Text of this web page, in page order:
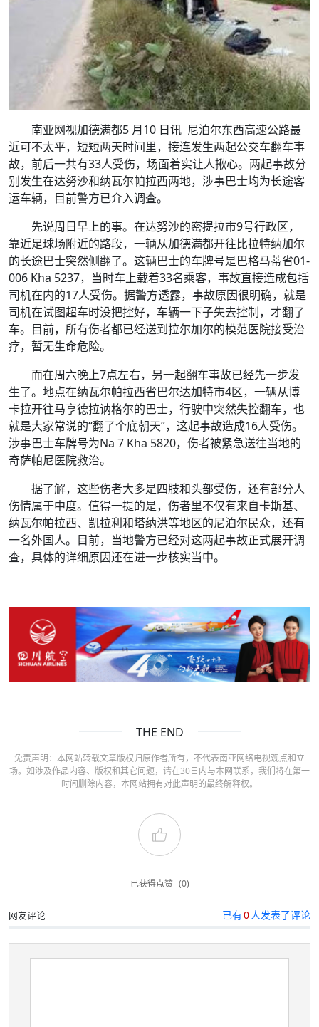
南亚网视加德满都5 月10 日讯 尼泊尔东西高速公路最
近可不太平，短短两天时间里，接连发生两起公交车翻车事
故，前后一共有33人受伤，场面着实让人揪心。两起事故分
别发生在达努沙和纳瓦尔帕拉西两地，涉事巴士均为长途客
运车辆，目前警方已介入调查。
先说周日早上的事。在达努沙的密提拉市9号行政区，
靠近足球场附近的路段，一辆从加德满都开往比拉特纳加尔
的长途巴士突然侧翻了。这辆巴士的车牌号是巴格马蒂省01-
006 Kha 5237，当时车上载着33名乘客，事故直接造成包括
司机在内的17人受伤。据警方透露，事故原因很明确，就是
司机在试图超车时没把控好，车辆一下子失去控制，才翻了
车。目前，所有伤者都已经送到拉尔加尔的模范医院接受治
疗，暂无生命危险。
而在周六晚上7点左右，另一起翻车事故已经先一步发
生了。地点在纳瓦尔帕拉西省巴尔达加特市4区，一辆从博
卡拉开往马亨德拉讷格尔的巴士，行驶中突然失控翻车，也
就是大家常说的“翻了个底朝天”，这起事故造成16人受伤。
涉事巴士车牌号为Na 7 Kha 5820，伤者被紧急送往当地的
奇萨帕尼医院救治。
据了解，这些伤者大多是四肢和头部受伤，还有部分人
伤情属于中度。值得一提的是，伤者里不仅有来自卡斯基、
纳瓦尔帕拉西、凯拉利和塔纳洪等地区的尼泊尔民众，还有
一名外国人。目前，当地警方已经对这两起事故正式展开调
查，具体的详细原因还在进一步核实当中。
THE END
免责声明：本网站转载文章版权归原作者所有，不代表南亚网络电视观点和立
场。如涉及作品内容、版权和其它问题，请在30日内与本网联系，我们将在第一
时间删除内容，本网站拥有对此声明的最终解释权。
已获得点赞 (0)
网友评论 已有0 人发表了评论